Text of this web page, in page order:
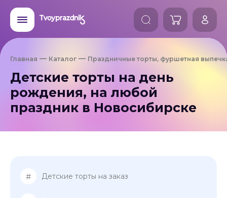
Главная Каталог Праздничные торты, фуршетная
Детские торты на день
рождения, на любой
праздник в Новосибирске
# Детские торты на заказ